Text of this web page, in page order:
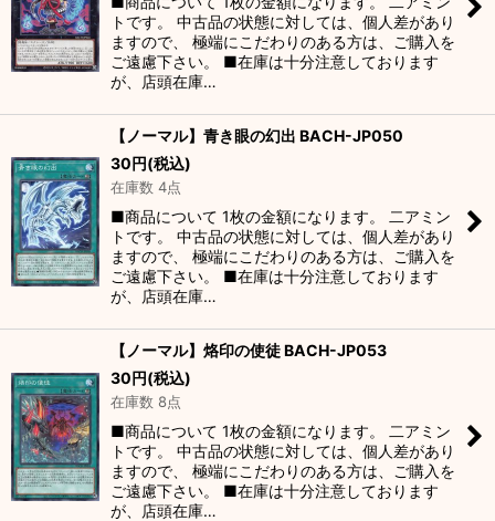
トです。 中古品の状態に対しては、個人差があり
ますので、 極端にこだわりのある方は、ご購入を
ご遠慮下さい。 ■在庫は十分注意しております
が、店頭在庫…
【ノーマル】青き眼の幻出 BACH-JP050
30円(税込)
在庫数 4点
■商品について 1枚の金額になります。 二アミン
トです。 中古品の状態に対しては、個人差があり
ますので、 極端にこだわりのある方は、ご購入を
ご遠慮下さい。 ■在庫は十分注意しております
が、店頭在庫…
【ノーマル】烙印の使徒 BACH-JP053
30円(税込)
在庫数 8点
■商品について 1枚の金額になります。 二アミン
トです。 中古品の状態に対しては、個人差があり
ますので、 極端にこだわりのある方は、ご購入を
ご遠慮下さい。 ■在庫は十分注意しております
が、店頭在庫…